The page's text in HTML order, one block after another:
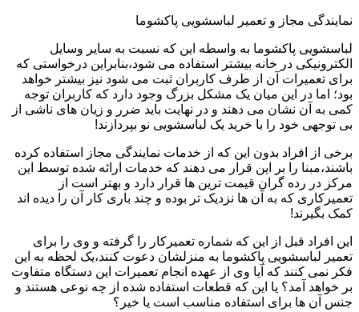
نمایندگی مجاز و تعمیر لباسشویی پاکشوما
لباسشویی پاکشوما به واسطه این که نسبت به سایر وسایل
الکترونیکی در خانه بیشتر استفاده می شود،بنابراین درخواستی که
برای تعمیرات آن از طرف کاربران ثبت می شود نیز بیشتر خواهد
بود؛ اما در این میان یک مشکل بزرگ وجود دارد که کاربران توجه
کمی به آن نشان می دهند و در نهایت باید ضرر و زیان های ناشی از
بی توجهی خود را با خرید یک لباسشویی نو بپردازند!
برخی از افراد بدون این که از خدمات نمایندگی مجاز استفاده کرده
باشند،مبنا را بر این قرار می دهند که خدمات ارائه شده توسط این
مرکز در رده گران قیمت ترین ها قرار دارد و بهتر است از
تعمیرکاری که به آن ها نزدیک تر بوده و چند باری کار آن را دیده اند
کمک بگیرند!
این افراد قبل از این که شماره تعمیرکار را گرفته و وی را برای
تعمیر لباسشویی پاکشوما به منزلشان دعوت کنند،یک لحظه به این
فکر نمی کنند که آیا وی از عهده انجام تعمیرات این دستگاه متفاوت
بر خواهد آمد؟ یا این که قطعات استفاده شده از چه نوعی هستند و
جنس آن ها برای استفاده مناسب است یا خیر؟